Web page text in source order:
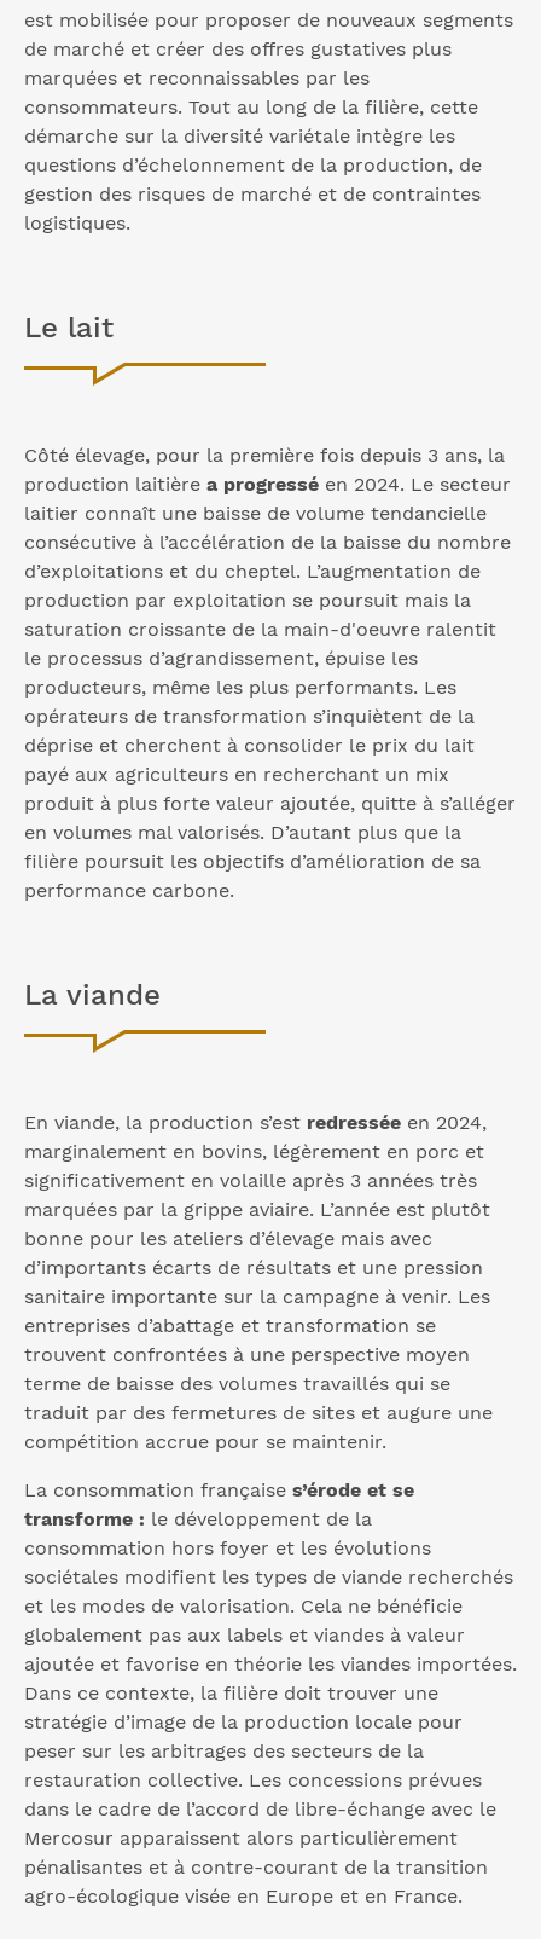
est mobilisée pour proposer de nouveaux segments
de marché et créer des offres gustatives plus
marquées et reconnaissables par les
consommateurs. Tout au long de la filière, cette
démarche sur la diversité variétale intègre les
questions d’échelonnement de la production, de
gestion des risques de marché et de contraintes
logistiques.
Le lait
Côté élevage, pour la première fois depuis 3 ans, la
production laitière a progressé en 2024. Le secteur
laitier connaît une baisse de volume tendancielle
consécutive à l’accélération de la baisse du nombre
d’exploitations et du cheptel. L’augmentation de
production par exploitation se poursuit mais la
saturation croissante de la main-d'oeuvre ralentit
le processus d’agrandissement, épuise les
producteurs, même les plus performants. Les
opérateurs de transformation s’inquiètent de la
déprise et cherchent à consolider le prix du lait
payé aux agriculteurs en recherchant un mix
produit à plus forte valeur ajoutée, quitte à s’alléger
en volumes mal valorisés. D’autant plus que la
filière poursuit les objectifs d’amélioration de sa
performance carbone.
La viande
En viande, la production s’est redressée en 2024,
marginalement en bovins, légèrement en porc et
significativement en volaille après 3 années très
marquées par la grippe aviaire. L’année est plutôt
bonne pour les ateliers d’élevage mais avec
d’importants écarts de résultats et une pression
sanitaire importante sur la campagne à venir. Les
entreprises d’abattage et transformation se
trouvent confrontées à une perspective moyen
terme de baisse des volumes travaillés qui se
traduit par des fermetures de sites et augure une
compétition accrue pour se maintenir.
La consommation française s’érode et se
transforme : le développement de la
consommation hors foyer et les évolutions
sociétales modifient les types de viande recherchés
et les modes de valorisation. Cela ne bénéficie
globalement pas aux labels et viandes à valeur
ajoutée et favorise en théorie les viandes importées.
Dans ce contexte, la filière doit trouver une
stratégie d’image de la production locale pour
peser sur les arbitrages des secteurs de la
restauration collective. Les concessions prévues
dans le cadre de l’accord de libre-échange avec le
Mercosur apparaissent alors particulièrement
pénalisantes et à contre-courant de la transition
agro-écologique visée en Europe et en France.